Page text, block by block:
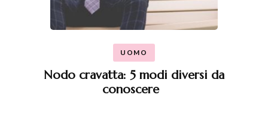
UOMO
Nodo cravatta: 5 modi diversi da
conoscere